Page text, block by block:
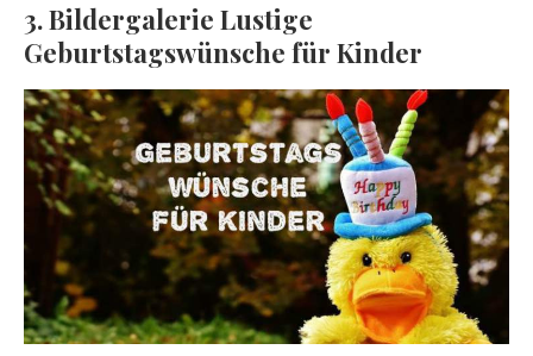
3. Bildergalerie Lustige
Geburtstagswünsche für Kinder